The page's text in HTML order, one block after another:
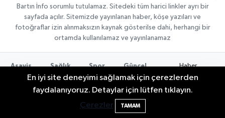
Bartın İnfo sorumlu tutulamaz. Sitedeki tüm harici linkler ayrı bir
sayfada açılır. Sitemizde yayınlanan haber, köşe yazıları ve
fotoğraflar izin alınmaksızın kaynak gösterilse dahi, herhangi bir
ortamda kullanılamaz ve yayınlanamaz
Asayiş Sağlık Spor
Güncel
Siyaset
Yaşam Turizm
Eğitim
Konaklama tesisleri
Bartın Medya
Haber
Yazılımı:
Copyright ©
En iyi site deneyimi sağlamak için çerezlerden
faydalanıyoruz. Detaylar için lütfen tıklayın.
Çerezler
TAMAM
Bartın'da Şafak Operasyonu: 5 Gözaltı, 4
Şüpheli Aranıyor